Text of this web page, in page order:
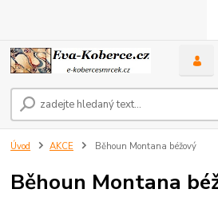
Úvod AKCE Běhoun Montana béžový
Běhoun Montana